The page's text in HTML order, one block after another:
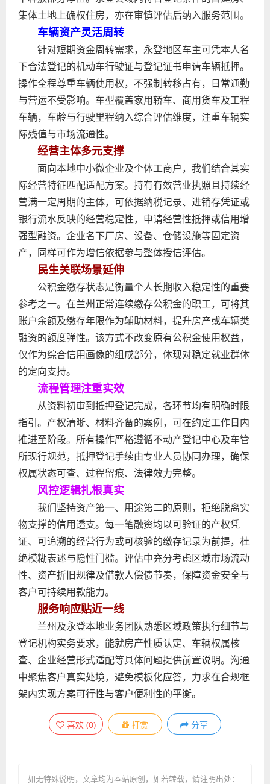
集体土地上确权住房，亦在审慎评估后纳入服务范围。
车辆资产灵活周转
针对短期资金周转需求，永登地区车主可凭本人名
下合法登记的机动车行驶证与登记证书申请车辆抵押。
操作全程尊重车辆使用权，不强制转移占有，日常通勤
与营运不受影响。车型覆盖家用轿车、商用货车及工程
车辆，车龄与行驶里程纳入综合评估维度，注重车辆实
际残值与市场流通性。
经营主体多元支撑
面向本地中小微企业及个体工商户，我们结合其实
际经营特征匹配适配方案。持有有效营业执照且持续经
营满一定周期的主体，可依据纳税记录、进销存凭证或
银行流水反映的经营稳定性，申请经营性抵押或信用增
强型融资。企业名下厂房、设备、仓储设施等固定资
产，同样可作为增信依据参与整体授信评估。
民生关联场景延伸
公积金缴存状态是衡量个人长期收入稳定性的重要
参考之一。在兰州正常连续缴存公积金的职工，可将其
账户余额及缴存年限作为辅助材料，提升房产或车辆类
融资的额度弹性。该方式不改变原有公积金使用权益，
仅作为综合信用画像的组成部分，体现对稳定就业群体
的定向支持。
流程管理注重实效
从资料初审到抵押登记完成，各环节均有明确时限
指引。产权清晰、材料齐备的案例，可在约定工作日内
推进至阶段。所有操作严格遵循不动产登记中心及车管
所现行规范，抵押登记手续由专业人员协同办理，确保
权属状态可查、过程留痕、法律效力完整。
风控逻辑扎根真实
我们坚持资产第一、用途第二的原则，拒绝脱离实
物支撑的信用透支。每一笔融资均以可验证的产权凭
证、可追溯的经营行为或可核验的缴存记录为前提，杜
绝模糊表述与隐性门槛。评估中充分考虑区域市场流动
性、资产折旧规律及借款人偿债节奏，保障资金安全与
客户可持续用款能力。
服务响应贴近一线
兰州及永登本地业务团队熟悉区域政策执行细节与
登记机构实务要求，能就房产性质认定、车辆权属核
查、企业经营形式适配等具体问题提供前置说明。沟通
中聚焦客户真实处境，避免模板化应答，力求在合规框
架内实现方案可行性与客户便利性的平衡。
喜欢 (0) 打赏 分享
如无特殊说明，文章均为本站原创 ，如若转载，请注明出处：